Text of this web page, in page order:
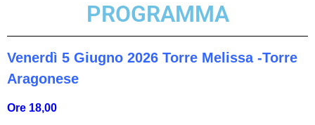
PROGRAMMA
Venerdì 5 Giugno 2026 Torre Melissa -Torre
Aragonese
Ore 18,00